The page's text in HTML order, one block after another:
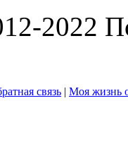
2022
связь | Моя жизнь